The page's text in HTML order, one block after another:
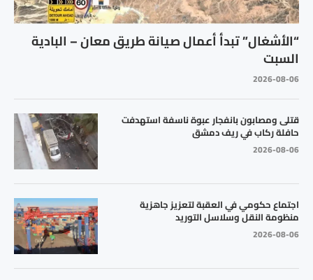
“الأشغال” تبدأ أعمال صيانة طريق معان – البادية
السبت
2026-08-06
قتلى ومصابون بانفجار عبوة ناسفة استهدفت
حافلة ركاب في ريف دمشق
2026-08-06
اجتماع حكومي في العقبة لتعزيز جاهزية
منظومة النقل وسلاسل التوريد
2026-08-06